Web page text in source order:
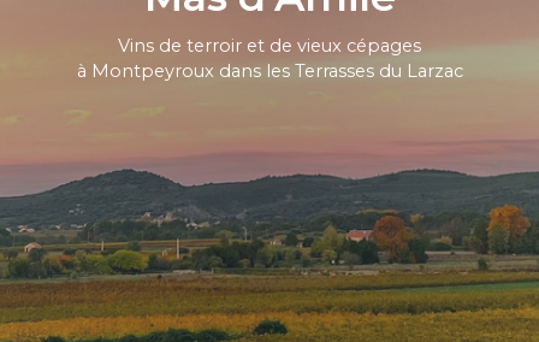
Vins de terroir et de vieux cépages
à Montpeyroux dans les Terrasses du Larzac